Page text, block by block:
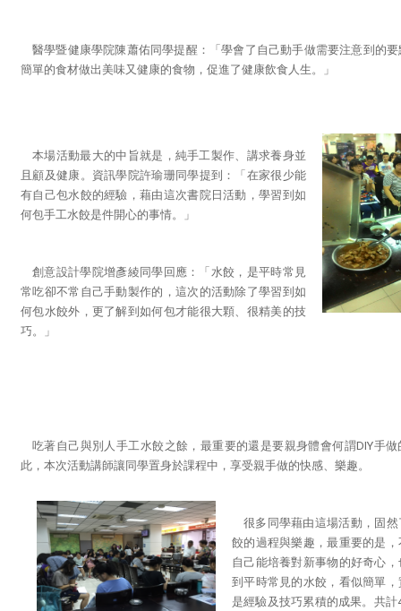
醫學暨健康學院陳蕭佑同學提醒：「學會了自己動手做需要注意到的
簡單的食材做出美味又健康的食物，促進了健康飲食人生。」
本場活動最大的中旨就是，純手工製作、講求養身並
且顧及健康。資訊學院許瑜珊同學提到：「在家很少能
有自己包水餃的經驗，藉由這次書院日活動，學習到如
何包手工水餃是件開心的事情。」
創意設計學院增彥綾同學回應：「水餃，是平時常見
常吃卻不常自己手動製作的，這次的活動除了學習到如
何包水餃外，更了解到如何包才能很大顆、很精美的技
巧。」
吃著自己與別人手工水餃之餘，最重要的還是要親身體會何謂DIY手
此，本次活動講師讓同學置身於課程中，享受親手做的快感、樂趣。
很多同學藉由這場活動，固
餃的過程與樂趣，最重要的是
自己能培養對新事物的好奇心
到平時常見的水餃，看似簡單
是經驗及技巧累積的成果。共計